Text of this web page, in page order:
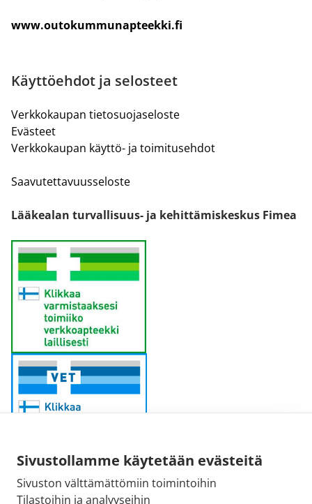
Sivustollamme käytetään evästeitä
Sivuston välttämättömiin toimintoihin
Tilastoihin ja analyyseihin
www.outokummunapteekki.fi
Käyttöehdot ja selosteet
Verkkokaupan tietosuojaseloste
Evästeet
Verkkokaupan käyttö- ja toimitusehdot
Saavutettavuusseloste
Lääkealan turvallisuus- ja kehittämiskeskus Fimea
Sähköpostiosoite: